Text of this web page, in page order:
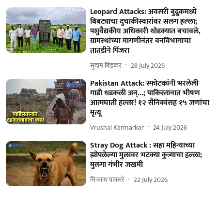
Leopard Attacks: अवसरी बुद्रुकमध्ये
बिबट्याचा दुचाकीस्वारांवर सलग हल्ला;
पशुवैद्यकीय अधिकारी थोडक्यात बचावले,
ग्रामस्थांच्या मागणीनंतर वनविभागाचा
तातडीने पिंजरा
सुदाम बिडकर 28 July 2026
Pakistan Attack: स्फोटकांनी भरलेली
गाडी धडकली अन्...; पाकिस्तानात भीषण
आत्मघाती हल्ला! १२ सैनिकांसह १५ जणांचा
मृत्यू
Vrushal Karmarkar 24 July 2026
Stray Dog Attack : सहा महिन्याच्या
झोपलेल्या मुलावर भटक्या कुत्र्याचा हल्ला;
मुलगा गंभीर जखमी
मिननाथ पानसरे 22 July 2026